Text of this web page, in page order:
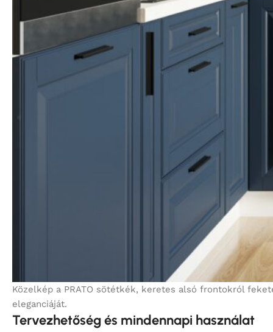
Közelkép a PRATO sötétkék, keretes alsó frontokról
eleganciáját.
Tervezhetőség és mindennapi használat